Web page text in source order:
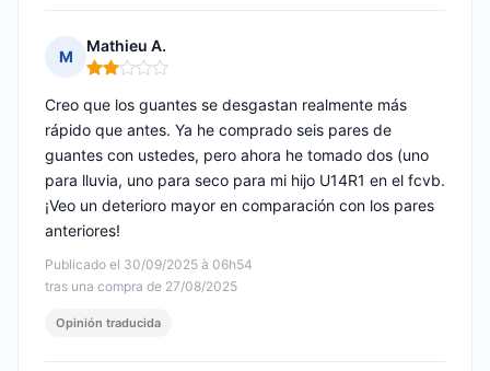
M
Mathieu A.
Nota: 2 de 5
Publicado el 30/09/2025 à 06h54
tras una compra de 27/08/2025
Creo que los guantes se desgastan realmente más
rápido que antes. Ya he comprado seis pares de
guantes con ustedes, pero ahora he tomado dos (uno
para lluvia, uno para seco para mi hijo U14R1 en el fcvb.
¡Veo un deterioro mayor en comparación con los pares
anteriores!
Opinión traducida